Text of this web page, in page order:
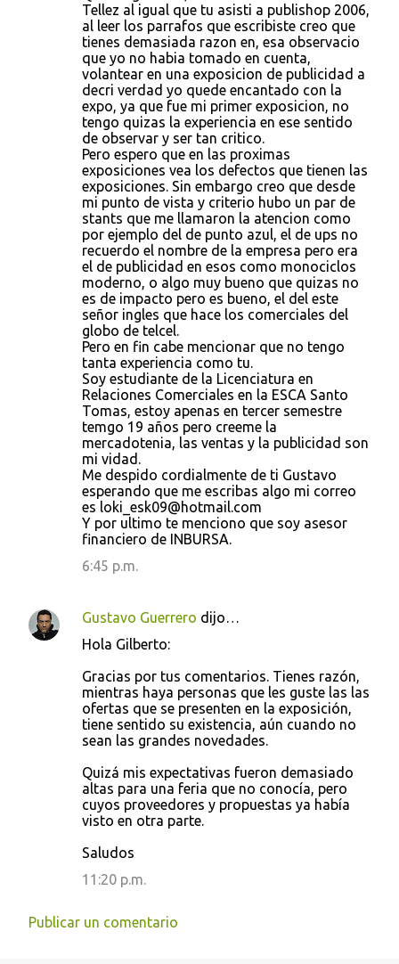
Tellez al igual que tu asisti a publishop 2006,
al leer los parrafos que escribiste creo que
tienes demasiada razon en, esa observacio
que yo no habia tomado en cuenta,
volantear en una exposicion de publicidad a
decri verdad yo quede encantado con la
expo, ya que fue mi primer exposicion, no
tengo quizas la experiencia en ese sentido
de observar y ser tan critico.
Pero espero que en las proximas
exposiciones vea los defectos que tienen las
exposiciones. Sin embargo creo que desde
mi punto de vista y criterio hubo un par de
stants que me llamaron la atencion como
por ejemplo del de punto azul, el de ups no
recuerdo el nombre de la empresa pero era
el de publicidad en esos como monociclos
moderno, o algo muy bueno que quizas no
es de impacto pero es bueno, el del este
señor ingles que hace los comerciales del
globo de telcel.
Pero en fin cabe mencionar que no tengo
tanta experiencia como tu.
Soy estudiante de la Licenciatura en
Relaciones Comerciales en la ESCA Santo
Tomas, estoy apenas en tercer semestre
temgo 19 años pero creeme la
mercadotenia, las ventas y la publicidad son
mi vidad.
Me despido cordialmente de ti Gustavo
esperando que me escribas algo mi correo
es loki_esk09@hotmail.com
Y por ultimo te menciono que soy asesor
financiero de INBURSA.
6:45 p.m.
Gustavo Guerrero dijo…
Hola Gilberto:
Gracias por tus comentarios. Tienes razón,
mientras haya personas que les guste las las
ofertas que se presenten en la exposición,
tiene sentido su existencia, aún cuando no
sean las grandes novedades.
Quizá mis expectativas fueron demasiado
altas para una feria que no conocía, pero
cuyos proveedores y propuestas ya había
visto en otra parte.
Saludos
11:20 p.m.
Publicar un comentario